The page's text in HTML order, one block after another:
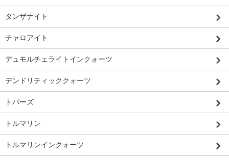
タンザナイト
チャロアイト
デュモルチェライトインクォーツ
デンドリティッククォーツ
トパーズ
トルマリン
トルマリンインクォーツ